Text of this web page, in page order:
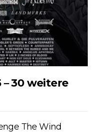
– 30 weitere
The Wind